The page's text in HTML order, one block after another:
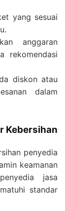
yang sesuai
anggaran
rekomendasi
diskon atau
dalam
Kebersihan
penyedia
keamanan
jasa
standar